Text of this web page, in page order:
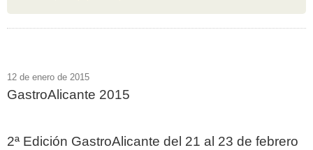
12 de enero de 2015
GastroAlicante 2015
2ª Edición GastroAlicante del 21 al 23 de febrero